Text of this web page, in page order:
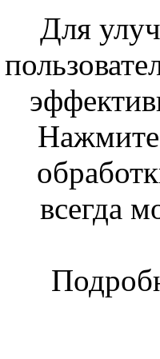
Для
Нажмите
всегда